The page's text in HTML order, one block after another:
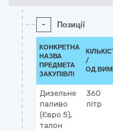
- Позиції
КОНКРЕТНА
НАЗВА
ПРЕДМЕТА
ЗАКУПІВЛІ
/
Дизельне
паливо
(Євро 5),
талон
360
літр